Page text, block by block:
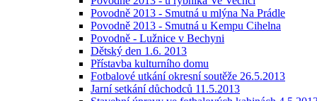
Povodně 2013 - Smutná u mlýna Na Prádle
Povodně 2013 - Smutná u Kempu Cihelna
Povodně - Lužnice v Bechyni
Dětský den 1.6. 2013
Přístavba kulturního domu
Fotbalové utkání okresní soutěže 26.5.2013
Jarní setkání důchodců 11.5.2013